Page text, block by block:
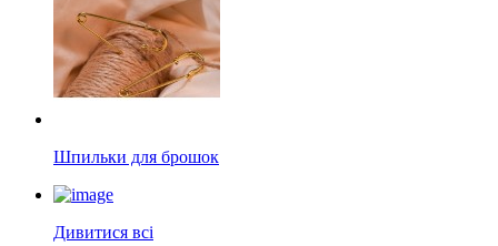
Шпильки для брошок
Дивитися всі